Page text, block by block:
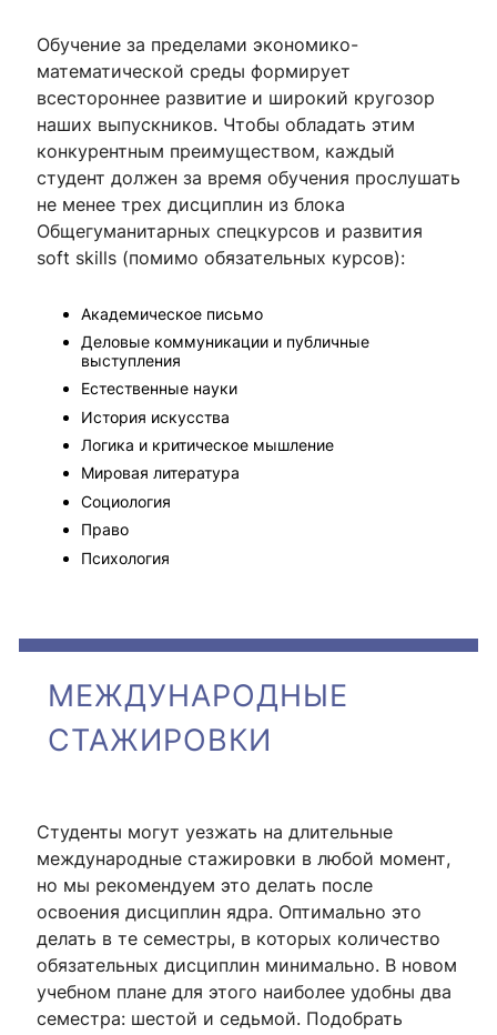
Обучение за пределами экономико-
математической среды формирует
всестороннее развитие и широкий кругозор
наших выпускников. Чтобы обладать этим
конкурентным преимуществом, каждый
студент должен за время обучения прослушать
не менее трех дисциплин из блока
Общегуманитарных спецкурсов и развития
soft skills (помимо обязательных курсов):
Академическое письмо
Деловые коммуникации и публичные
выступления
Естественные науки
История искусства
Логика и критическое мышление
Мировая литература
Социология
Право
Психология
МЕЖДУНАРОДНЫЕ
СТАЖИРОВКИ
Студенты могут уезжать на длительные
международные стажировки в любой момент,
но мы рекомендуем это делать после
освоения дисциплин ядра. Оптимально это
делать в те семестры, в которых количество
обязательных дисциплин минимально. В новом
учебном плане для этого наиболее удобны два
семестра: шестой и седьмой. Подобрать